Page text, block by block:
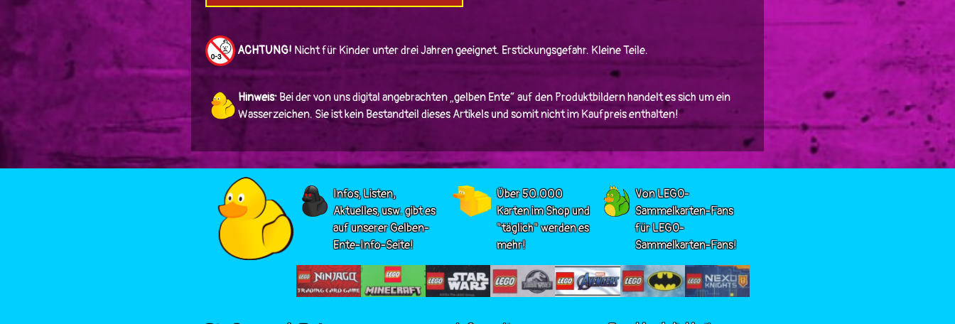
ACHTUNG! Nicht für Kinder unter drei Jahren geeignet. Erstickungsgefahr. Kleine Teile.
Hinweis: Bei der von uns digital angebrachten „gelben Ente“ auf den Produktbildern handelt es sich um ein
Wasserzeichen. Sie ist kein Bestandteil dieses Artikels und somit nicht im Kaufpreis enthalten!
Infos, Listen,
Aktuelles, usw. gibt es
auf unserer Gelben-
Ente-Info-Seite!
Über 50.000
Karten im Shop und
"täglich" werden es
mehr!
Von LEGO-
Sammelkarten-Fans
für LEGO-
Sammelkarten-Fans!